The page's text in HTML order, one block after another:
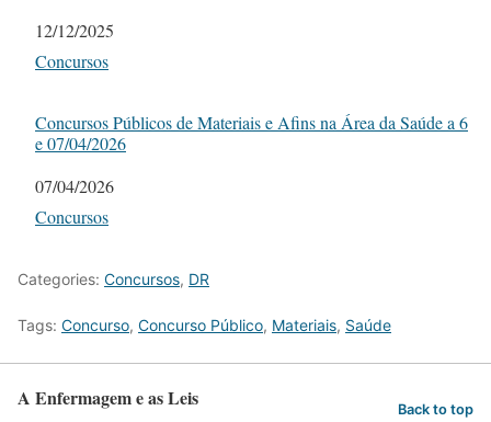
Date
12/12/2025
In relation to
Concursos
Concursos Públicos de Materiais e Afins na Área da Saúde a 6
e 07/04/2026
Date
07/04/2026
In relation to
Concursos
Categories: Concursos, DR
Tags: Concurso, Concurso Público, Materiais, Saúde
A Enfermagem e as Leis Back to top